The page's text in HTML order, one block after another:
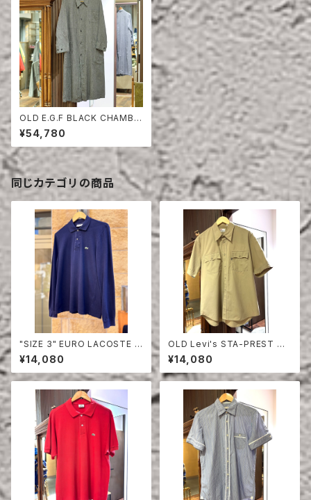
OLD E.G.F BLACK CHAMBR
AY COAT DEAD STOCK
¥54,780
同じカテゴリの商品
"SIZE 3" EURO LACOSTE P
OLO SHIRT LONG SLEEVE
¥14,080
OLD Levi's STA-PREST HA
LF SLEEVE SHIRT
¥14,080